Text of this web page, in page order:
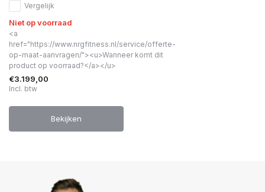
Vergelijk
Niet op voorraad
<a
href="https://www.nrgfitness.nl/service/offerte-
op-maat-aanvragen/"><u>Wanneer komt dit
product op voorraad?</a></u>
€3.199,00
Incl. btw
Bekijken